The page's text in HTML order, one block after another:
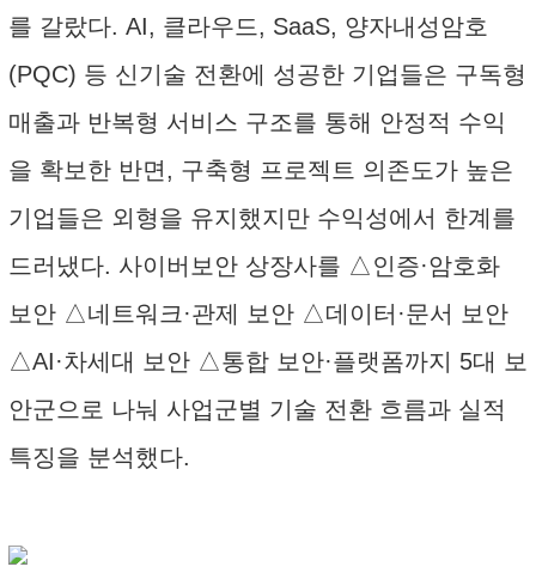
를 갈랐다. AI, 클라우드, SaaS, 양자내성암호
(PQC) 등 신기술 전환에 성공한 기업들은 구독형
매출과 반복형 서비스 구조를 통해 안정적 수익
을 확보한 반면, 구축형 프로젝트 의존도가 높은
기업들은 외형을 유지했지만 수익성에서 한계를
드러냈다. 사이버보안 상장사를 △인증·암호화
보안 △네트워크·관제 보안 △데이터·문서 보안
△AI·차세대 보안 △통합 보안·플랫폼까지 5대 보
안군으로 나눠 사업군별 기술 전환 흐름과 실적
특징을 분석했다.